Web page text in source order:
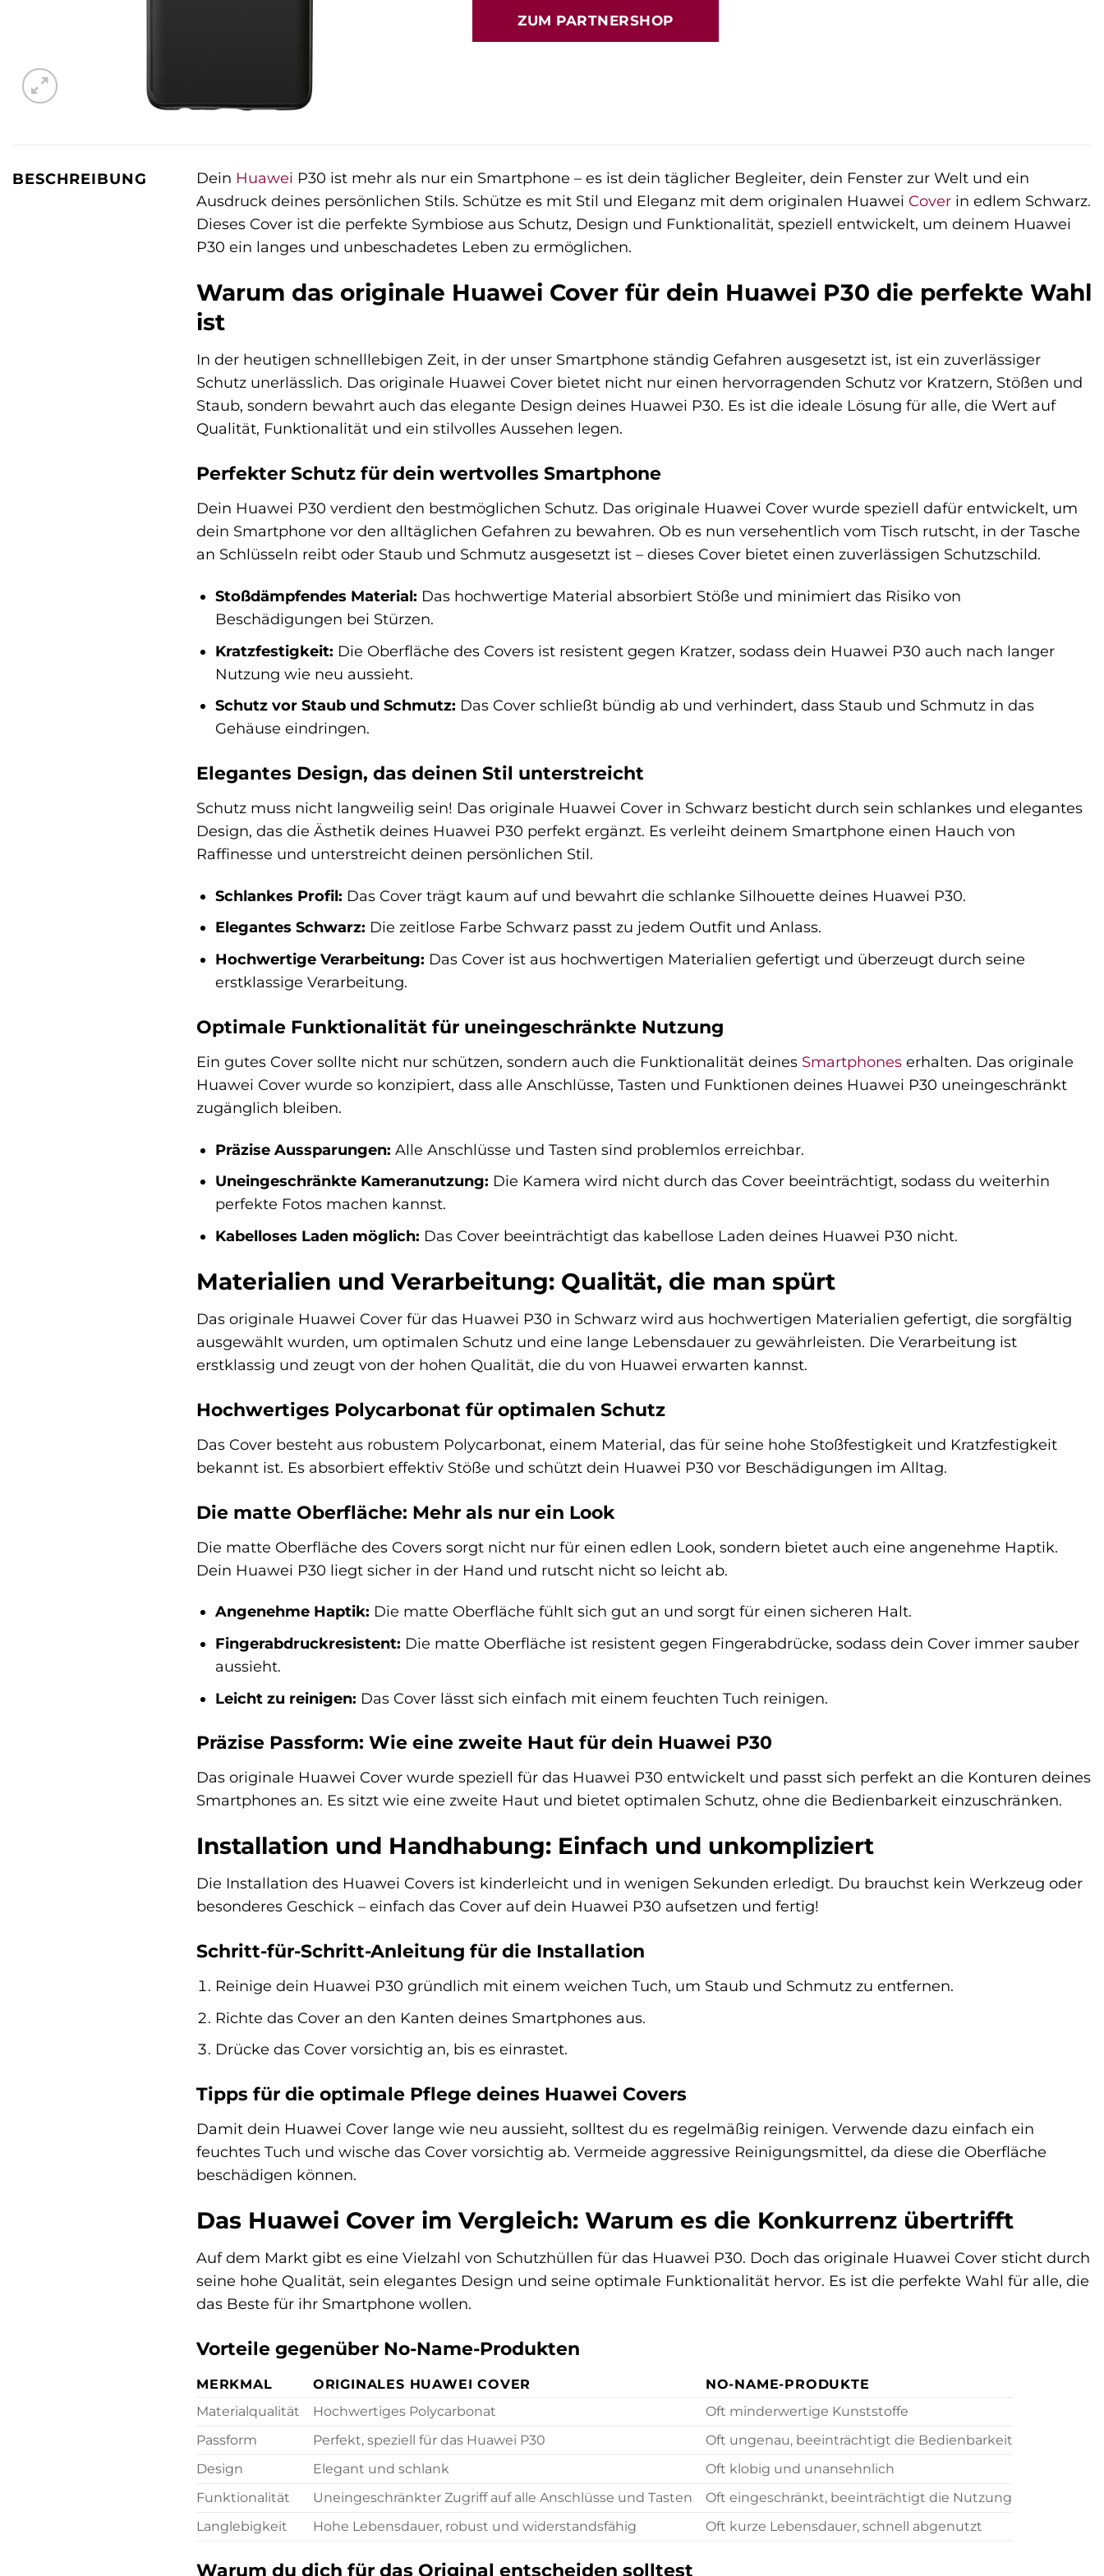
ZUM PARTNERSHOP
BESCHREIBUNG Dein Huawei P30 ist mehr als nur ein Smartphone – es ist dein täglicher Begleiter, dein Fenster zur Welt und ein
Ausdruck deines persönlichen Stils. Schütze es mit Stil und Eleganz mit dem originalen Huawei Cover in edlem Schwarz.
Dieses Cover ist die perfekte Symbiose aus Schutz, Design und Funktionalität, speziell entwickelt, um deinem Huawei
P30 ein langes und unbeschadetes Leben zu ermöglichen.
Warum das originale Huawei Cover für dein Huawei P30 die perfekte Wahl
ist
In der heutigen schnelllebigen Zeit, in der unser Smartphone ständig Gefahren ausgesetzt ist, ist ein zuverlässiger
Schutz unerlässlich. Das originale Huawei Cover bietet nicht nur einen hervorragenden Schutz vor Kratzern, Stößen und
Staub, sondern bewahrt auch das elegante Design deines Huawei P30. Es ist die ideale Lösung für alle, die Wert auf
Qualität, Funktionalität und ein stilvolles Aussehen legen.
Perfekter Schutz für dein wertvolles Smartphone
Dein Huawei P30 verdient den bestmöglichen Schutz. Das originale Huawei Cover wurde speziell dafür entwickelt, um
dein Smartphone vor den alltäglichen Gefahren zu bewahren. Ob es nun versehentlich vom Tisch rutscht, in der Tasche
an Schlüsseln reibt oder Staub und Schmutz ausgesetzt ist – dieses Cover bietet einen zuverlässigen Schutzschild.
Stoßdämpfendes Material: Das hochwertige Material absorbiert Stöße und minimiert das Risiko von
Beschädigungen bei Stürzen.
Kratzfestigkeit: Die Oberfläche des Covers ist resistent gegen Kratzer, sodass dein Huawei P30 auch nach langer
Nutzung wie neu aussieht.
Schutz vor Staub und Schmutz: Das Cover schließt bündig ab und verhindert, dass Staub und Schmutz in das
Gehäuse eindringen.
Elegantes Design, das deinen Stil unterstreicht
Schutz muss nicht langweilig sein! Das originale Huawei Cover in Schwarz besticht durch sein schlankes und elegantes
Design, das die Ästhetik deines Huawei P30 perfekt ergänzt. Es verleiht deinem Smartphone einen Hauch von
Raffinesse und unterstreicht deinen persönlichen Stil.
Schlankes Profil: Das Cover trägt kaum auf und bewahrt die schlanke Silhouette deines Huawei P30.
Elegantes Schwarz: Die zeitlose Farbe Schwarz passt zu jedem Outfit und Anlass.
Hochwertige Verarbeitung: Das Cover ist aus hochwertigen Materialien gefertigt und überzeugt durch seine
erstklassige Verarbeitung.
Optimale Funktionalität für uneingeschränkte Nutzung
Ein gutes Cover sollte nicht nur schützen, sondern auch die Funktionalität deines Smartphones erhalten. Das originale
Huawei Cover wurde so konzipiert, dass alle Anschlüsse, Tasten und Funktionen deines Huawei P30 uneingeschränkt
zugänglich bleiben.
Präzise Aussparungen: Alle Anschlüsse und Tasten sind problemlos erreichbar.
Uneingeschränkte Kameranutzung: Die Kamera wird nicht durch das Cover beeinträchtigt, sodass du weiterhin
perfekte Fotos machen kannst.
Kabelloses Laden möglich: Das Cover beeinträchtigt das kabellose Laden deines Huawei P30 nicht.
Materialien und Verarbeitung: Qualität, die man spürt
Das originale Huawei Cover für das Huawei P30 in Schwarz wird aus hochwertigen Materialien gefertigt, die sorgfältig
ausgewählt wurden, um optimalen Schutz und eine lange Lebensdauer zu gewährleisten. Die Verarbeitung ist
erstklassig und zeugt von der hohen Qualität, die du von Huawei erwarten kannst.
Hochwertiges Polycarbonat für optimalen Schutz
Das Cover besteht aus robustem Polycarbonat, einem Material, das für seine hohe Stoßfestigkeit und Kratzfestigkeit
bekannt ist. Es absorbiert effektiv Stöße und schützt dein Huawei P30 vor Beschädigungen im Alltag.
Die matte Oberfläche: Mehr als nur ein Look
Die matte Oberfläche des Covers sorgt nicht nur für einen edlen Look, sondern bietet auch eine angenehme Haptik.
Dein Huawei P30 liegt sicher in der Hand und rutscht nicht so leicht ab.
Angenehme Haptik: Die matte Oberfläche fühlt sich gut an und sorgt für einen sicheren Halt.
Fingerabdruckresistent: Die matte Oberfläche ist resistent gegen Fingerabdrücke, sodass dein Cover immer sauber
aussieht.
Leicht zu reinigen: Das Cover lässt sich einfach mit einem feuchten Tuch reinigen.
Präzise Passform: Wie eine zweite Haut für dein Huawei P30
Das originale Huawei Cover wurde speziell für das Huawei P30 entwickelt und passt sich perfekt an die Konturen deines
Smartphones an. Es sitzt wie eine zweite Haut und bietet optimalen Schutz, ohne die Bedienbarkeit einzuschränken.
Installation und Handhabung: Einfach und unkompliziert
Die Installation des Huawei Covers ist kinderleicht und in wenigen Sekunden erledigt. Du brauchst kein Werkzeug oder
besonderes Geschick – einfach das Cover auf dein Huawei P30 aufsetzen und fertig!
Schritt-für-Schritt-Anleitung für die Installation
Reinige dein Huawei P30 gründlich mit einem weichen Tuch, um Staub und Schmutz zu entfernen.
Richte das Cover an den Kanten deines Smartphones aus.
Drücke das Cover vorsichtig an, bis es einrastet.
Tipps für die optimale Pflege deines Huawei Covers
Damit dein Huawei Cover lange wie neu aussieht, solltest du es regelmäßig reinigen. Verwende dazu einfach ein
feuchtes Tuch und wische das Cover vorsichtig ab. Vermeide aggressive Reinigungsmittel, da diese die Oberfläche
beschädigen können.
Das Huawei Cover im Vergleich: Warum es die Konkurrenz übertrifft
Auf dem Markt gibt es eine Vielzahl von Schutzhüllen für das Huawei P30. Doch das originale Huawei Cover sticht durch
seine hohe Qualität, sein elegantes Design und seine optimale Funktionalität hervor. Es ist die perfekte Wahl für alle, die
das Beste für ihr Smartphone wollen.
Vorteile gegenüber No-Name-Produkten
MERKMAL ORIGINALES HUAWEI COVER
NO-NAME-PRODUKTE
Materialqualität
Hochwertiges Polycarbonat
Oft minderwertige Kunststoffe
Passform
Perfekt, speziell für das Huawei P30
Oft ungenau, beeinträchtigt die Bedienbarkeit
Design
Elegant und schlank
Oft klobig und unansehnlich
Funktionalität
Uneingeschränkter Zugriff auf alle Anschlüsse und Tasten
Oft eingeschränkt, beeinträchtigt die Nutzung
Langlebigkeit
Hohe Lebensdauer, robust und widerstandsfähig Oft kurze Lebensdauer, schnell abgenutzt
Warum du dich für das Original entscheiden solltest